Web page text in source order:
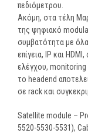
πεδιόμετρου.
Ακόμη, στα τέλη
της ψηφιακό
συμβατότητα με
επίγεια, IP και
ελέγχου,
το headend
σε rack και
Satellite module –
5520-5530-5531),